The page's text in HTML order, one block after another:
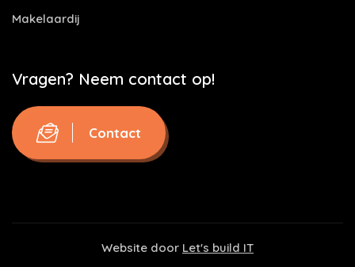
Makelaardij
Vragen? Neem contact op!
Contact
Website door Let's build IT